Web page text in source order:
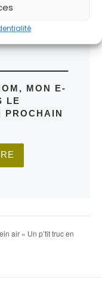
MON E-
LE
PROCHAIN
air « Un p’tit truc en